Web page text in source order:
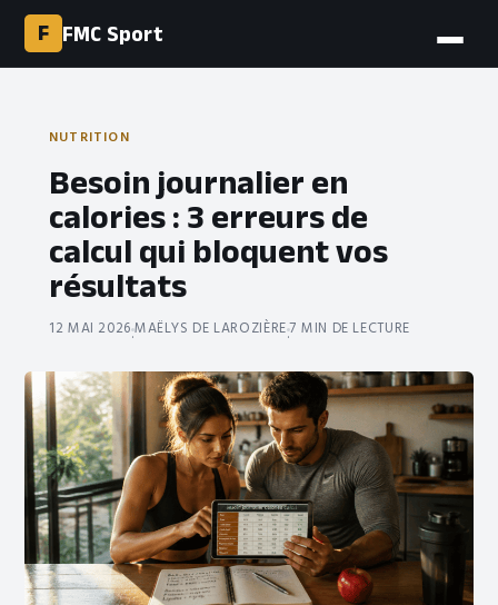
F FMC Sport
NUTRITION
Besoin journalier en
calories : 3 erreurs de
calcul qui bloquent vos
résultats
12 MAI 2026·MAËLYS DE LAROZIÈRE·7 MIN DE LECTURE